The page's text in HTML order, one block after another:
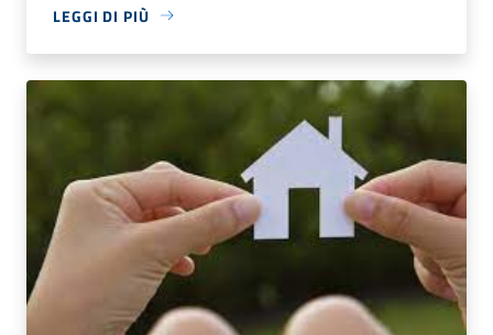
LEGGI DI PIÙ